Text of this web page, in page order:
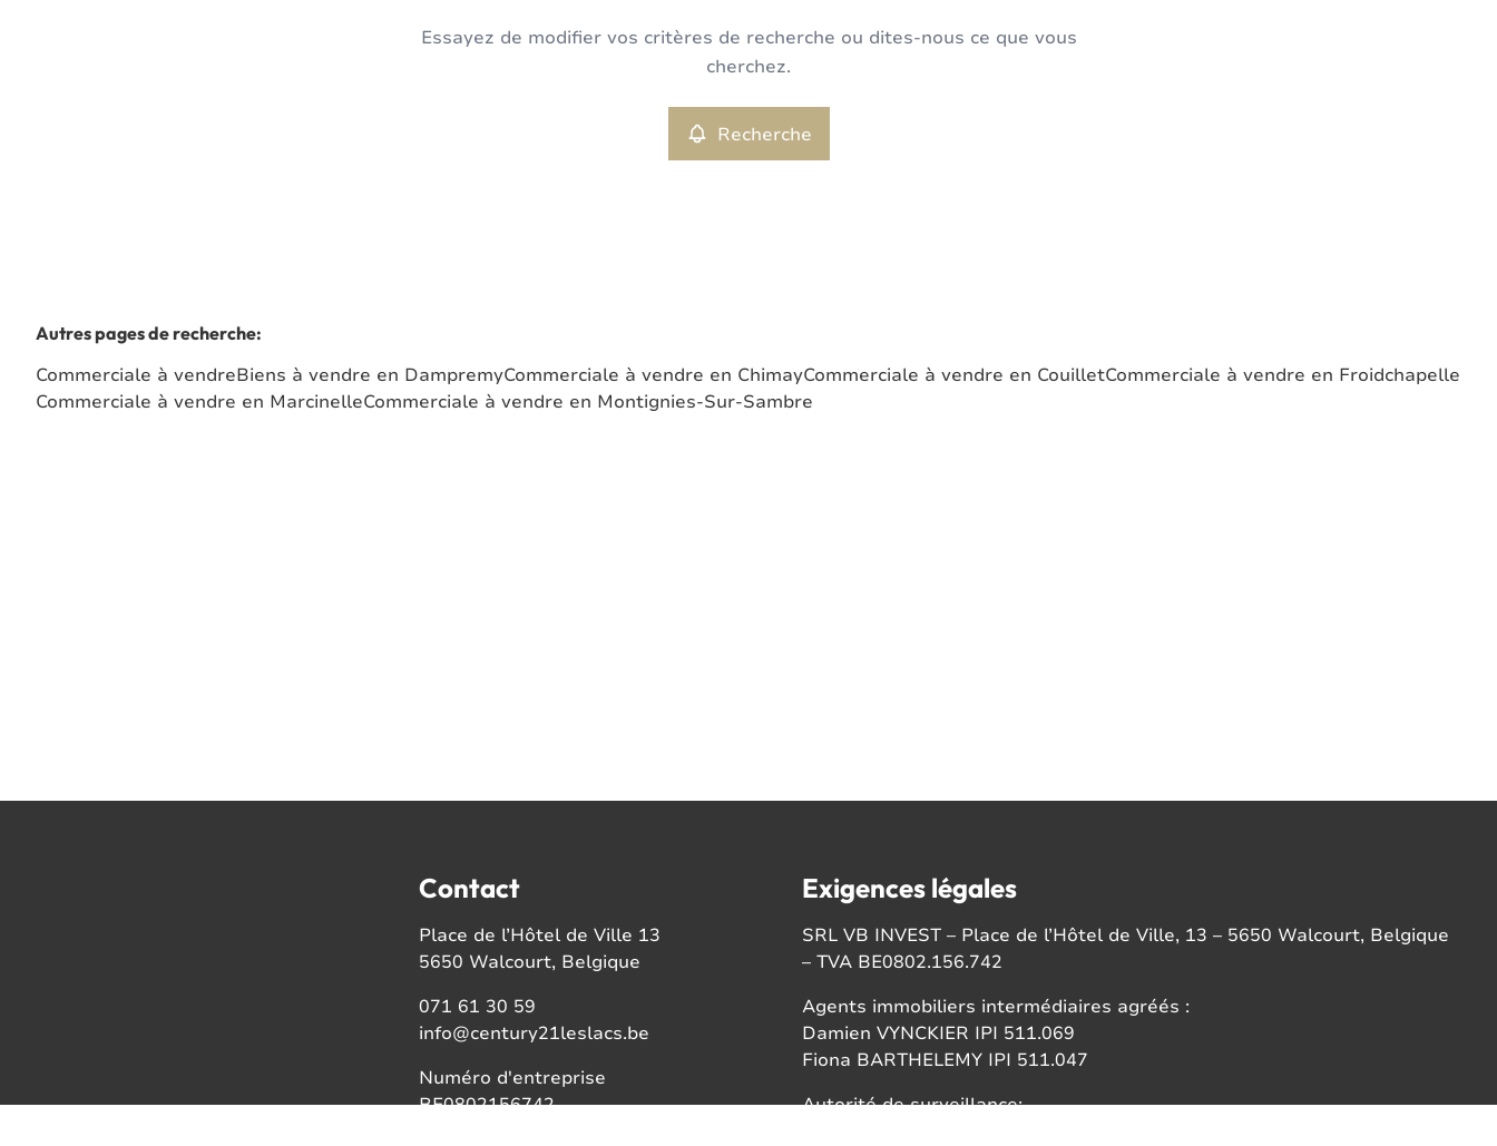
Essayez de modifier vos critères de recherche ou dites-nous ce que vous
cherchez.
Recherche
Autres pages de recherche:
Commerciale à vendreBiens à vendre en DampremyCommerciale à vendre en ChimayCommerciale à vendre en CouilletCommerciale à vendre en Froidchapelle
Commerciale à vendre en MarcinelleCommerciale à vendre en Montignies-Sur-Sambre
Contact
Place de l’Hôtel de Ville 13
5650 Walcourt, Belgique
071 61 30 59
info@century21leslacs.be
Numéro d'entreprise
BE0802156742
Exigences légales
SRL VB INVEST – Place de l’Hôtel de Ville, 13 – 5650 Walcourt, Belgique
– TVA BE0802.156.742
Agents immobiliers intermédiaires agréés :
Damien VYNCKIER IPI 511.069
Fiona BARTHELEMY IPI 511.047
Autorité de surveillance: